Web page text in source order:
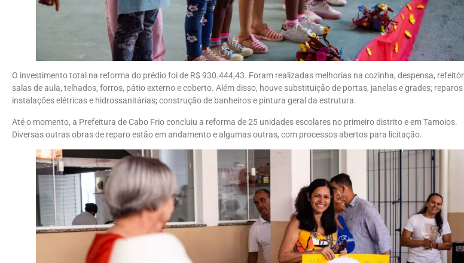
O investimento total na reforma do prédio foi de R$ 930.444,43. Foram realizadas melhorias na cozinha, despensa,
salas de aula, telhados, forros, pátio externo e coberto. Além disso, houve substituição de portas, janelas e grades;
instalações elétricas e hidrossanitárias; construção de banheiros e pintura geral da estrutura.
Até o momento, a Prefeitura de Cabo Frio concluiu a reforma de 25 unidades escolares no primeiro distrito e em Tamoios.
Diversas outras obras de reparo estão em andamento e algumas outras, com processos abertos para licitação.